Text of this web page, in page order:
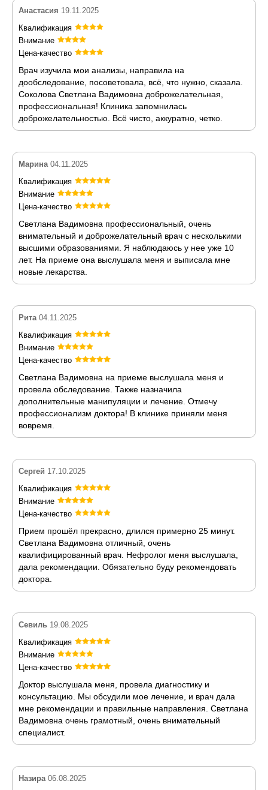
Анастасия 19.11.2025
Квалификация
Внимание
Цена-качество
Врач изучила мои анализы, направила на
дообследование, посоветовала, всё, что нужно, сказала.
Соколова Светлана Вадимовна доброжелательная,
профессиональная! Клиника запомнилась
доброжелательностью. Всё чисто, аккуратно, четко.
Марина 04.11.2025
Квалификация
Внимание
Цена-качество
Светлана Вадимовна профессиональный, очень
внимательный и доброжелательный врач с несколькими
высшими образованиями. Я наблюдаюсь у нее уже 10
лет. На приеме она выслушала меня и выписала мне
новые лекарства.
Рита 04.11.2025
Квалификация
Внимание
Цена-качество
Светлана Вадимовна на приеме выслушала меня и
провела обследование. Также назначила
дополнительные манипуляции и лечение. Отмечу
профессионализм доктора! В клинике приняли меня
вовремя.
Сергей 17.10.2025
Квалификация
Внимание
Цена-качество
Прием прошёл прекрасно, длился примерно 25 минут.
Светлана Вадимовна отличный, очень
квалифицированный врач. Нефролог меня выслушала,
дала рекомендации. Обязательно буду рекомендовать
доктора.
Севиль 19.08.2025
Квалификация
Внимание
Цена-качество
Доктор выслушала меня, провела диагностику и
консультацию. Мы обсудили мое лечение, и врач дала
мне рекомендации и правильные направления. Светлана
Вадимовна очень грамотный, очень внимательный
специалист.
Назира 06.08.2025